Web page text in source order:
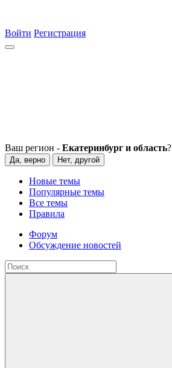
Войти Регистрация
Ваш регион - Екатеринбург и область?
Да, верно Нет, другой
Новые темы
Популярные темы
Все темы
Правила
Форум
Обсуждение новостей